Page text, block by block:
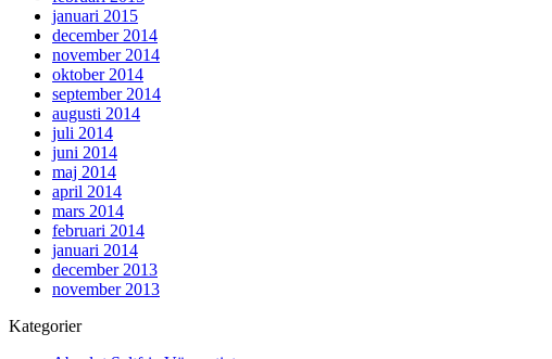
januari 2015
december 2014
november 2014
oktober 2014
september 2014
augusti 2014
juli 2014
juni 2014
maj 2014
april 2014
mars 2014
februari 2014
januari 2014
december 2013
november 2013
Kategorier